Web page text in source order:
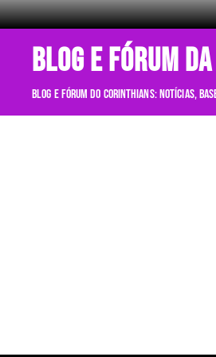
BLOG E FÓRUM
Blog e fórum do Corinthians: notícias,